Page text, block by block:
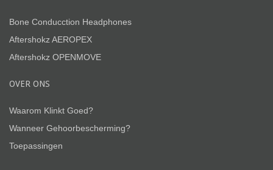
Bone Conducction Headphones
Aftershokz AEROPEX
Aftershokz OPENMOVE
OVER ONS
Waarom Klinkt Goed?
Wanneer Gehoorbescherming?
Toepassingen